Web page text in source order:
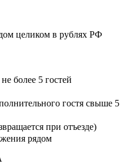
целиком в рублях РФ
более 5 гостей
гостя свыше 5
при отъезде)
рядом